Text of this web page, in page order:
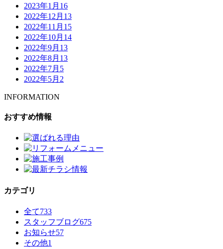
2023年1月 16
2022年12月 13
2022年11月 15
2022年10月 14
2022年9月 13
2022年8月 13
2022年7月 5
2022年5月 2
INFORMATION
おすすめ情報
カテゴリ
全て733
スタッフブログ675
お知らせ57
その他1